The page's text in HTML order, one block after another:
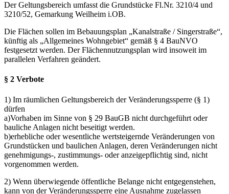
Der Geltungsbereich umfasst die Grundstücke Fl.Nr. 3210/4 und
3210/52, Gemarkung Weilheim i.OB.
Die Flächen sollen im Bebauungsplan „Kanalstraße / Singerstraße“,
künftig als „Allgemeines Wohngebiet“ gemäß § 4 BauNVO
festgesetzt werden. Der Flächennutzungsplan wird insoweit im
parallelen Verfahren geändert.
§ 2 Verbote
1) Im räumlichen Geltungsbereich der Veränderungssperre (§ 1)
dürfen
a)Vorhaben im Sinne von § 29 BauGB nicht durchgeführt oder
bauliche Anlagen nicht beseitigt werden.
b)erhebliche oder wesentliche wertsteigernde Veränderungen von
Grundstücken und baulichen Anlagen, deren Veränderungen nicht
genehmigungs-, zustimmungs- oder anzeigepflichtig sind, nicht
vorgenommen werden.
2) Wenn überwiegende öffentliche Belange nicht entgegenstehen,
kann von der Veränderungssperre eine Ausnahme zugelassen